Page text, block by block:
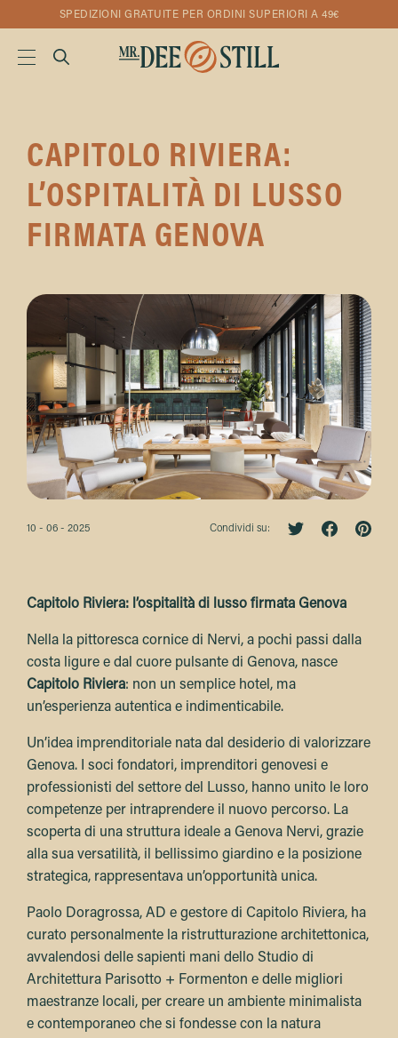
SPEDIZIONI GRATUITE PER ORDINI SUPERIORI A 49€
CAPITOLO RIVIERA:
L’OSPITALITÀ DI LUSSO
FIRMATA GENOVA
10 - 06 - 2025 Condividi su:
Capitolo Riviera: l’ospitalità di lusso firmata Genova
Nella la pittoresca cornice di Nervi, a pochi passi dalla
costa ligure e dal cuore pulsante di Genova, nasce
Capitolo Riviera: non un semplice hotel, ma
un’esperienza autentica e indimenticabile.
Un’idea imprenditoriale nata dal desiderio di valorizzare
Genova. I soci fondatori, imprenditori genovesi e
professionisti del settore del Lusso, hanno unito le loro
competenze per intraprendere il nuovo percorso. La
scoperta di una struttura ideale a Genova Nervi, grazie
alla sua versatilità, il bellissimo giardino e la posizione
strategica, rappresentava un’opportunità unica.
Paolo Doragrossa, AD e gestore di Capitolo Riviera, ha
curato personalmente la ristrutturazione architettonica,
avvalendosi delle sapienti mani dello Studio di
Architettura Parisotto + Formenton e delle migliori
maestranze locali, per creare un ambiente minimalista
e contemporaneo che si fondesse con la natura